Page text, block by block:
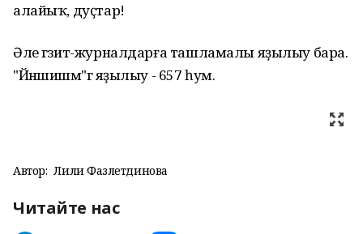
алайыҡ, дуҫтар!
Әле гәзит-журналдарға ташламалы яҙылыу бара.
"Йәншишмә"гә яҙылыу - 657 һум.
Автор: Лилиә Фазлетдинова
Читайте нас